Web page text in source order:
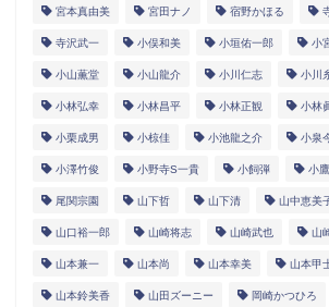
宮本真由美 宮田ナノ 宿野かほる
寺沢武一 小俣和美 小垣佑一郎 小
小山薫堂 小山龍介 小川仁志 小川
小林弘幸 小林昌平 小林正観 小林
小栗成男 小椋佳 小池龍之介 小泉
小澤竹俊 小野寺S一貴 小飼弾 小
尾関宗園 山下哲 山下清 山中恵美
山口裕一郎 山崎将志 山崎武也 山
山本兼一 山本尚 山本幸美 山本甲
山本鈴美香 山田ズーニー 岡崎かつひろ